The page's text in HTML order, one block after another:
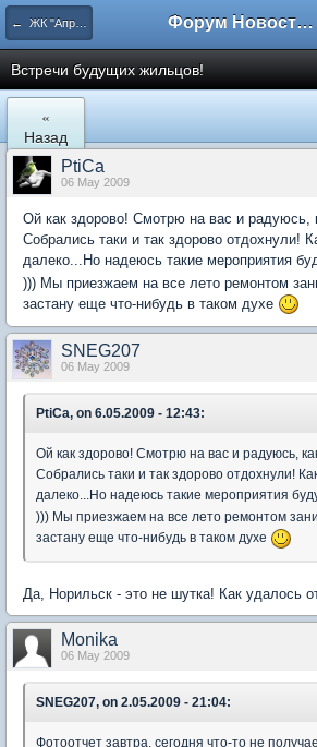
← ЖК "Апрелевский". Культурно-бытовой раздел. Форум Новостройки
Встречи будущих жильцов!
«
Назад
PtiCa
06 May 2009
Ой как здорово! Смотрю на вас и
Собрались таки и так здорово отдохнули!
далеко...Но надеюсь такие мероприятия
))) Мы приезжаем на все лето ремонтом
застану еще что-нибудь в таком духе
SNEG207
06 May 2009
PtiCa, on 6.05.2009 - 12:43:
Ой как здорово! Смотрю на вас и радуюсь,
Собрались таки и так здорово отдохнули!
далеко...Но надеюсь такие мероприятия
))) Мы приезжаем на все лето ремонтом
застану еще что-нибудь в таком духе
Да, Норильск - это не шутка! Как удалось
Monika
06 May 2009
SNEG207, on 2.05.2009 - 21:04:
Фотоотчет завтра, сегодня что-то не